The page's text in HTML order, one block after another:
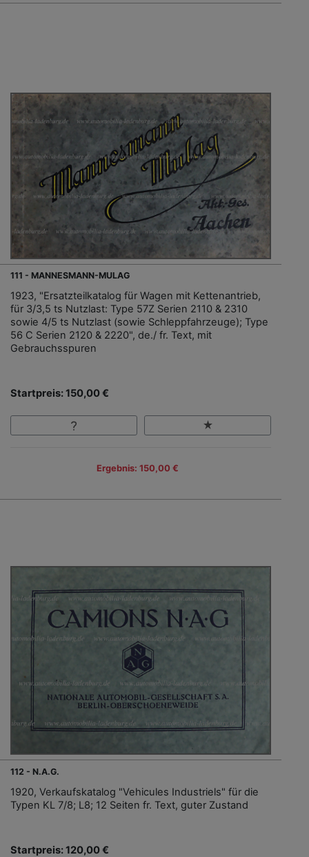
111 - MANNESMANN-MULAG
1923, "Ersatzteilkatalog für Wagen mit Kettenantrieb,
für 3/3,5 ts Nutzlast: Type 57Z Serien 2110 & 2310
sowie 4/5 ts Nutzlast (sowie Schleppfahrzeuge); Type
56 C Serien 2120 & 2220", de./ fr. Text, mit
Gebrauchsspuren
Startpreis: 150,00 €
Ergebnis: 150,00 €
112 - N.A.G.
1920, Verkaufskatalog "Vehicules Industriels" für die
Typen KL 7/8; L8; 12 Seiten fr. Text, guter Zustand
Startpreis: 120,00 €